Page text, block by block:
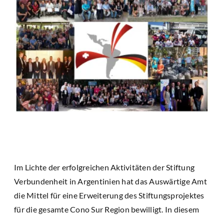
Im Lichte der erfolgreichen Aktivitäten der Stiftung
Verbundenheit in Argentinien hat das Auswärtige Amt
die Mittel für eine Erweiterung des Stiftungsprojektes
für die gesamte Cono Sur Region bewilligt. In diesem